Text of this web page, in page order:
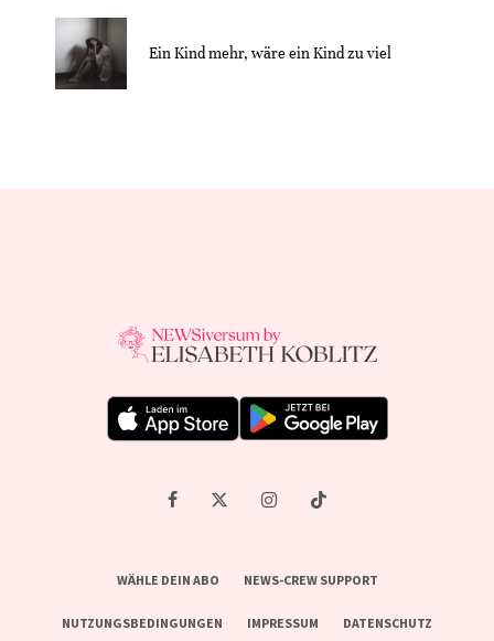
Ein Kind mehr, wäre ein Kind zu viel
WÄHLE DEIN ABO NEWS-CREW SUPPORT
NUTZUNGSBEDINGUNGEN IMPRESSUM DATENSCHUTZ